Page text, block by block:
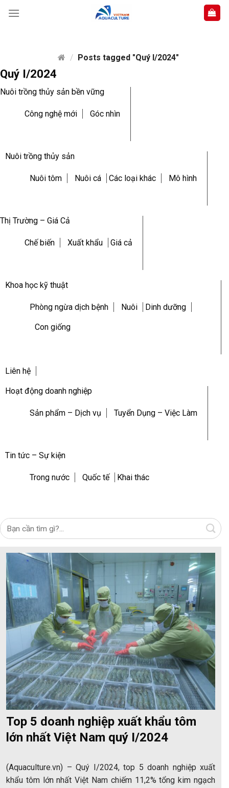
/ Posts tagged "Quý I/2024"
Quý I/2024
Nuôi trồng thủy sản bền vững
Công nghệ mới Góc nhìn
Nuôi trồng thủy sản
Nuôi tôm Nuôi cá Các loại khác Mô hình
Thị Trường – Giá Cả
Chế biến Xuất khẩu Giá cả
Khoa học kỹ thuật
Phòng ngừa dịch bệnh Nuôi Dinh dưỡng
Con giống
Liên hệ
Hoạt động doanh nghiệp
Sản phẩm – Dịch vụ Tuyển Dụng – Việc Làm
Tin tức – Sự kiện
Trong nước Quốc tế Khai thác
Top 5 doanh nghiệp xuất khẩu tôm
lớn nhất Việt Nam quý I/2024
(Aquaculture.vn) – Quý I/2024, top 5 doanh nghiệp xuất
khẩu tôm lớn nhất Việt Nam chiếm 11,2% tổng kim ngạch